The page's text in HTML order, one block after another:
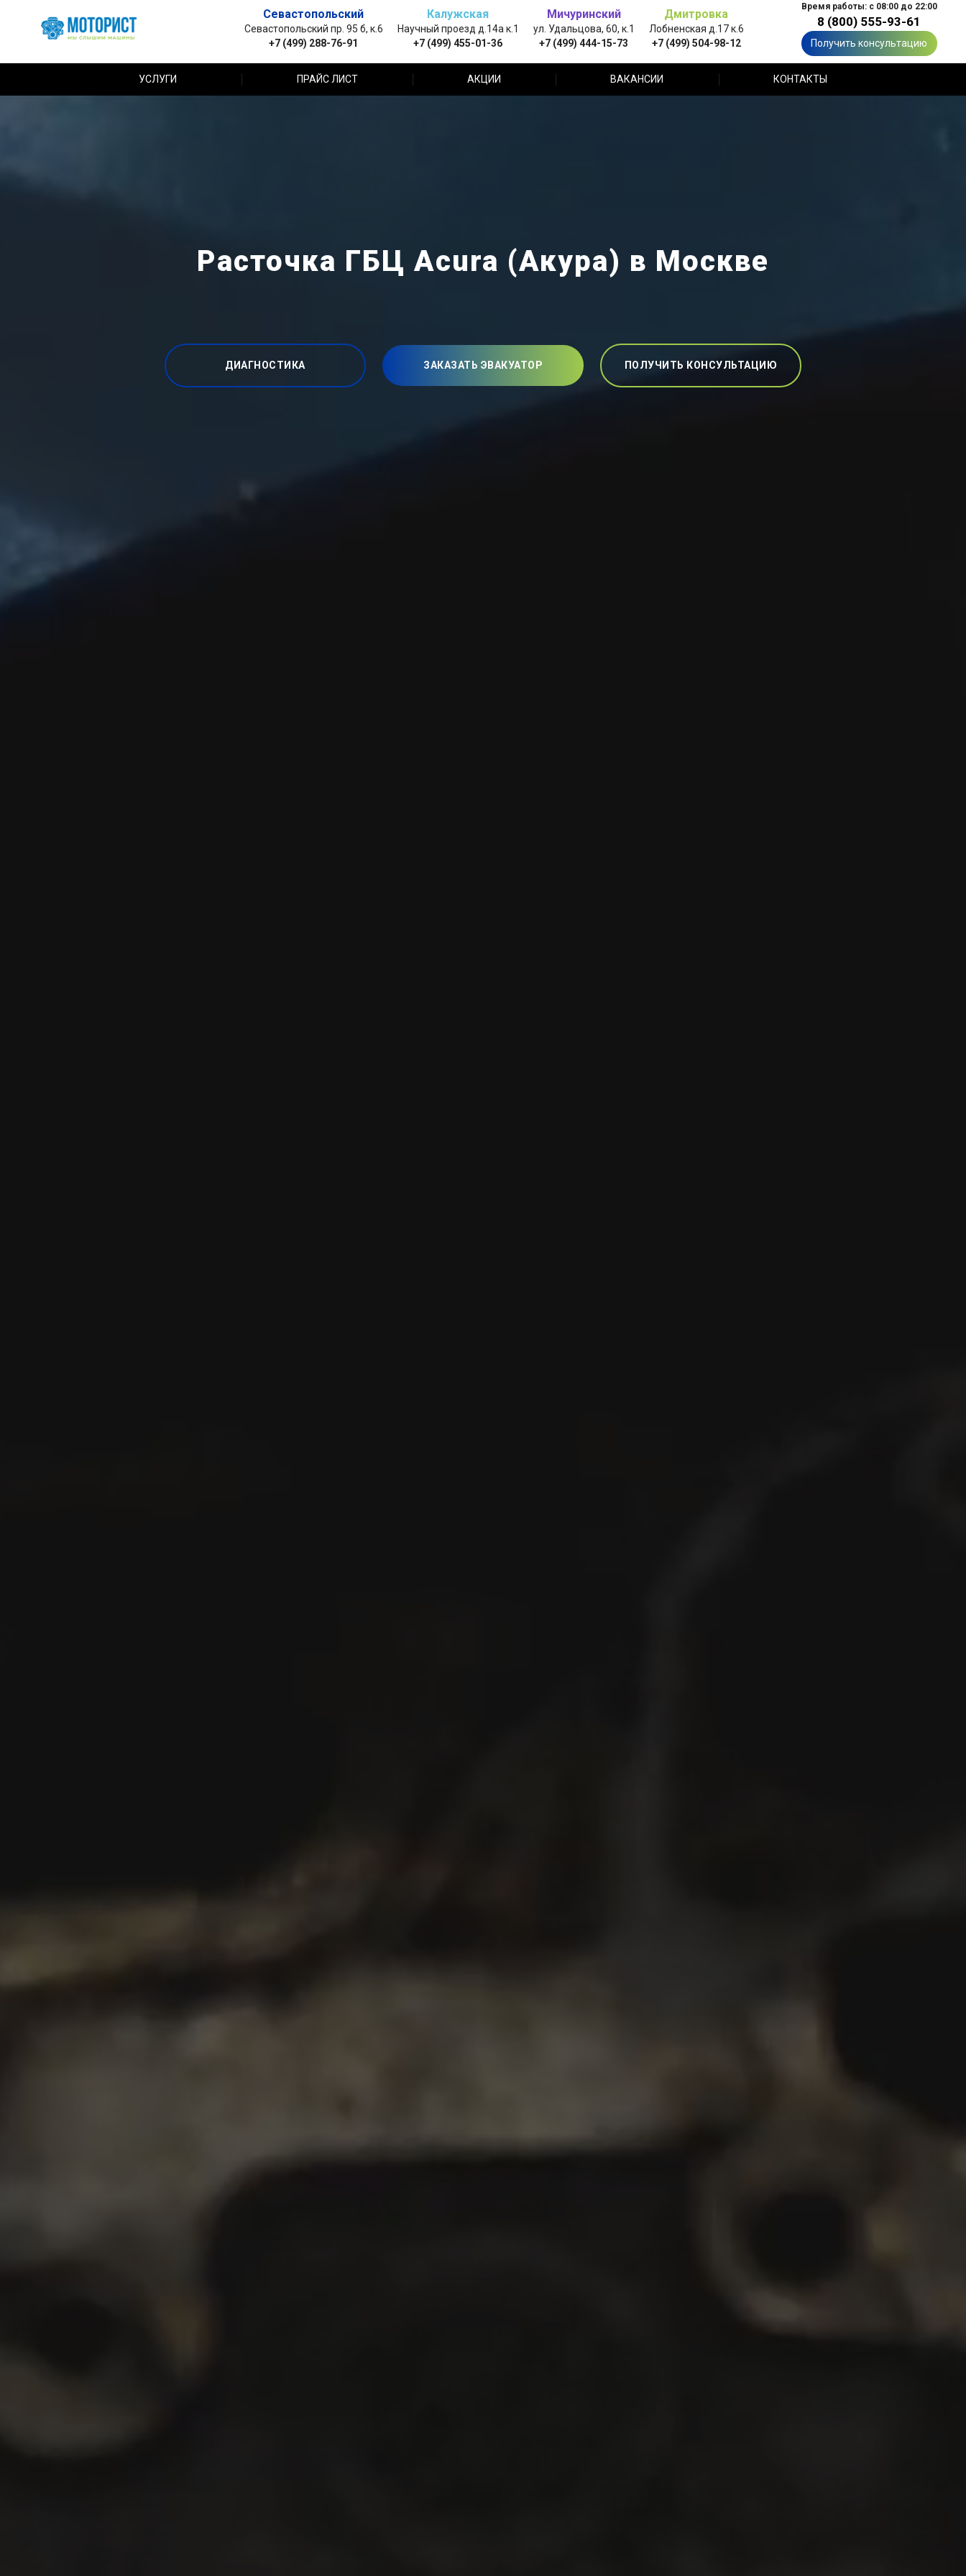
Севастопольский
Севастопольский пр. 95 б, к.6
+7 (499) 288-76-91
Калужская
Научный проезд д.14а к.1
+7 (499) 455-01-36
Мичуринский
ул. Удальцова, 60, к.1
+7 (499) 444-15-73
Дмитровка
Лобненская д.17 к.6
+7 (499) 504-98-12
Время работы: с 08:00 до 22:00
8 (800) 555-93-61
Получить консультацию
УСЛУГИ ПРАЙС ЛИСТ АКЦИИ ВАКАНСИИ КОНТАКТЫ
Расточка ГБЦ Acura (Акура) в Москве
ДИАГНОСТИКА ЗАКАЗАТЬ ЭВАКУАТОР ПОЛУЧИТЬ КОНСУЛЬТАЦИЮ